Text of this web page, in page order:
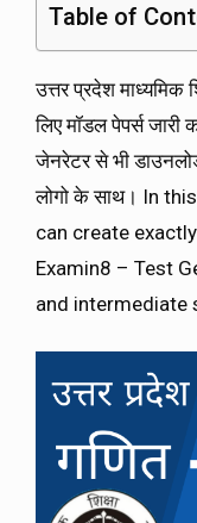
Table of
उत्तर प्रदेश माध्यमिक
लिए मॉडल पेपर्स
जेनरेटर से भी
लोगो के साथ। In
can create
Examin8 – Test
and intermediate